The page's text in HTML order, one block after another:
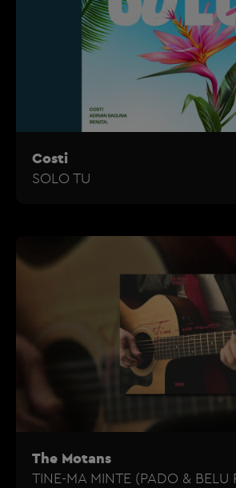
Costi
SOLO TU
The Motans
TINE-MA MINTE (PADO & BELU